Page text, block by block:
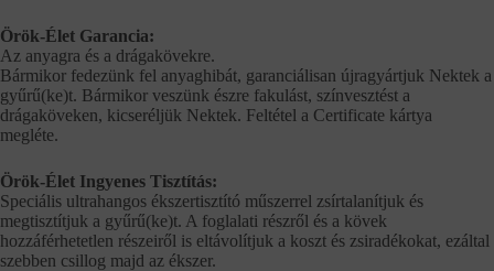
Örök-Élet Garancia:
Az anyagra és a drágakövekre.
Bármikor fedezünk fel anyaghibát, garanciálisan újragyártjuk Nektek a
gyűrű(ke)t. Bármikor veszünk észre fakulást, színvesztést a
drágaköveken, kicseréljük Nektek. Feltétel a Certificate kártya
megléte.
Örök-Élet Ingyenes Tisztítás:
Speciális ultrahangos ékszertisztító műszerrel zsírtalanítjuk és
megtisztítjuk a gyűrű(ke)t. A foglalati részről és a kövek
hozzáférhetetlen részeiről is eltávolítjuk a koszt és zsiradékokat, ezáltal
szebben csillog majd az ékszer.